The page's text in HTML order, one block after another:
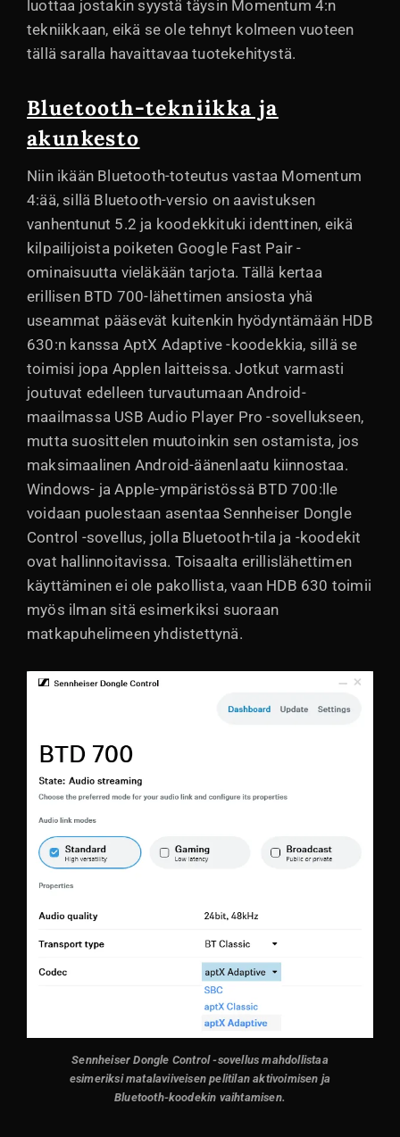
luottaa jostakin syystä täysin Momentum 4:n
tekniikkaan, eikä se ole tehnyt kolmeen vuoteen
tällä saralla havaittavaa tuotekehitystä.
Bluetooth-tekniikka ja
akunkesto
Niin ikään Bluetooth-toteutus vastaa Momentum
4:ää, sillä Bluetooth-versio on aavistuksen
vanhentunut 5.2 ja koodekkituki identtinen, eikä
kilpailijoista poiketen Google Fast Pair -
ominaisuutta vieläkään tarjota. Tällä kertaa
erillisen BTD 700-lähettimen ansiosta yhä
useammat pääsevät kuitenkin hyödyntämään HDB
630:n kanssa AptX Adaptive -koodekkia, sillä se
toimisi jopa Applen laitteissa. Jotkut varmasti
joutuvat edelleen turvautumaan Android-
maailmassa USB Audio Player Pro -sovellukseen,
mutta suosittelen muutoinkin sen ostamista, jos
maksimaalinen Android-äänenlaatu kiinnostaa.
Windows- ja Apple-ympäristössä BTD 700:lle
voidaan puolestaan asentaa Sennheiser Dongle
Control -sovellus, jolla Bluetooth-tila ja -koodekit
ovat hallinnoitavissa. Toisaalta erillislähettimen
käyttäminen ei ole pakollista, vaan HDB 630 toimii
myös ilman sitä esimerkiksi suoraan
matkapuhelimeen yhdistettynä.
Sennheiser Dongle Control -sovellus mahdollistaa
esimeriksi matalaviiveisen pelitilan aktivoimisen ja
Bluetooth-koodekin vaihtamisen.